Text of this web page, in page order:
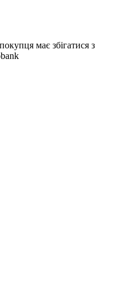
має збігатися з